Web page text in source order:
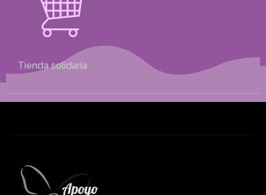
Tienda solidaria